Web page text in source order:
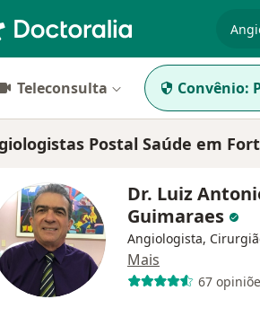
Teleconsulta Convênio:
Postal Saúde em
Dr. Luiz
Guimaraes
Angiologista,
Mais
67